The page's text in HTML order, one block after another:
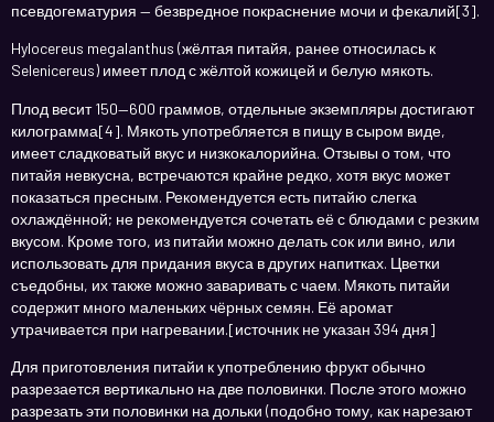
псевдогематурия — безвредное покраснение мочи и фекалий[3].
Hylocereus megalanthus (жёлтая питайя, ранее относилась к
Selenicereus) имеет плод с жёлтой кожицей и белую мякоть.
Плод весит 150—600 граммов, отдельные экземпляры достигают
килограмма[4]. Мякоть употребляется в пищу в сыром виде,
имеет сладковатый вкус и низкокалорийна. Отзывы о том, что
питайя невкусна, встречаются крайне редко, хотя вкус может
показаться пресным. Рекомендуется есть питайю слегка
охлаждённой; не рекомендуется сочетать её с блюдами с резким
вкусом. Кроме того, из питайи можно делать сок или вино, или
использовать для придания вкуса в других напитках. Цветки
съедобны, их также можно заваривать с чаем. Мякоть питайи
содержит много маленьких чёрных семян. Её аромат
утрачивается при нагревании.[источник не указан 394 дня]
Для приготовления питайи к употреблению фрукт обычно
разрезается вертикально на две половинки. После этого можно
разрезать эти половинки на дольки (подобно тому, как нарезают